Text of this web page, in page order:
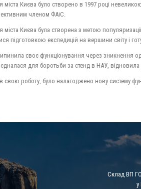
міста Києва було створено в 1997 році
членом ФАіС.
міста Києва була створена з метою
підготовкою експедицій на вершини світу і
своє функціонування через зникнення
для боротьби за стенд в НАУ,
свою роботу, було налагоджено нову систему
Склад ВП ГО
у